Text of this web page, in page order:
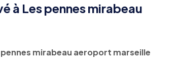
à Les pennes mirabeau
pennes mirabeau aeroport marseille